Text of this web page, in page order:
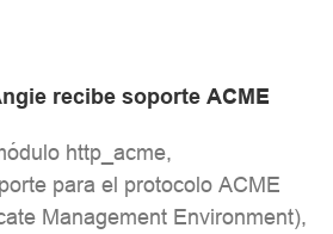
recibe soporte ACME
http_acme,
para el protocolo ACME
Management Environment),